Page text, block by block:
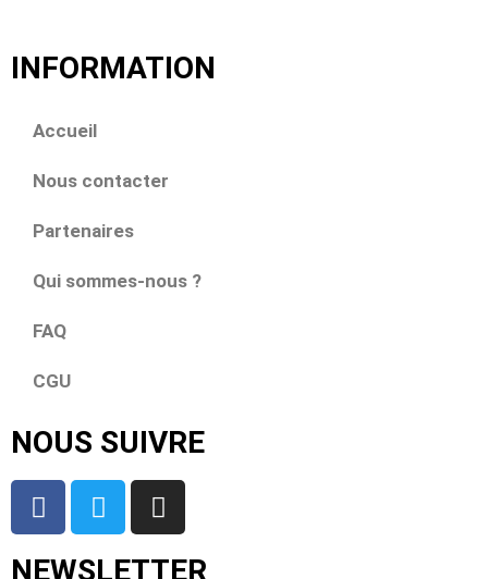
INFORMATION
Accueil
Nous contacter
Partenaires
Qui sommes-nous ?
FAQ
CGU
NOUS SUIVRE
NEWSLETTER